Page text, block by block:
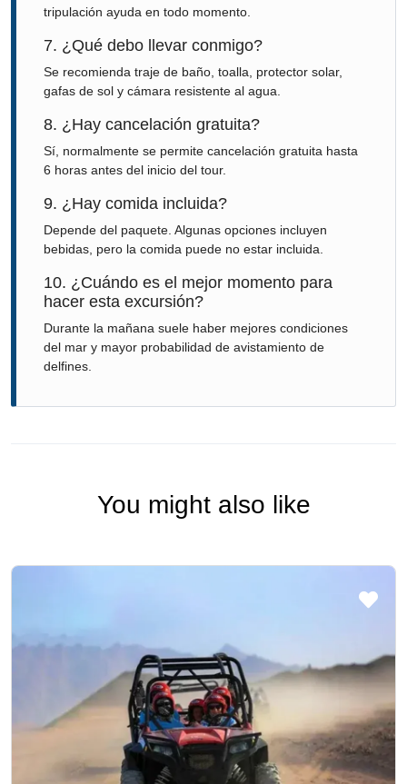
tripulación ayuda en todo momento.
7. ¿Qué debo llevar conmigo?
Se recomienda traje de baño, toalla, protector solar,
gafas de sol y cámara resistente al agua.
8. ¿Hay cancelación gratuita?
Sí, normalmente se permite cancelación gratuita hasta
6 horas antes del inicio del tour.
9. ¿Hay comida incluida?
Depende del paquete. Algunas opciones incluyen
bebidas, pero la comida puede no estar incluida.
10. ¿Cuándo es el mejor momento para
hacer esta excursión?
Durante la mañana suele haber mejores condiciones
del mar y mayor probabilidad de avistamiento de
delfines.
You might also like